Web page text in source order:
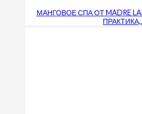
МАНГОВОЕ СПА ОТ MADRE